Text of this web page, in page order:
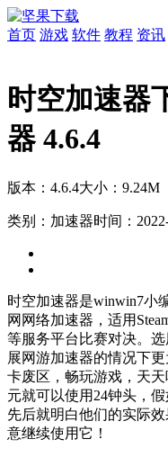
首页 游戏 软件 教程 资讯
时空加速器
器 4.6.4
版本：4.6.4大小：9.24M
类别：加速器时间：
时空加速器是winwin7小
网网络加速器，适用
等服务平台比赛对决。
展网游加速器的情况下
卡废区，畅玩游戏，天
元就可以使用24钟头，
先后就明白他们的实际
意继续使用它！